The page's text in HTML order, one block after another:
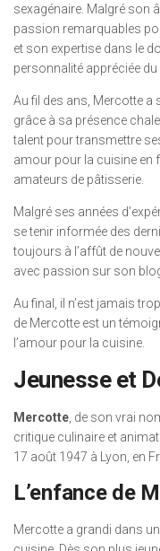
sexagénaire. Malgré son
passion remarquables
et son expertise dans le
personnalité appréciée
Au fil des ans, Mercotte
grâce à sa présence
talent pour transmettre
amour pour la cuisine en
amateurs de pâtisserie.
Malgré ses années
se tenir informée des
toujours à l’affût de
avec passion sur son
Au final, il n’est jamais
de Mercotte est un
l’amour pour la cuisine.
Jeunesse et
Mercotte , de son vrai
critique culinaire et
17 août 1947 à Lyon, en
L’enfance de
Mercotte a grandi dans